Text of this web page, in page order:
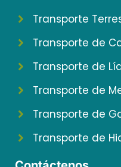
Transporte
Transporte de
Transporte de
Transporte de
Transporte de
Transporte de